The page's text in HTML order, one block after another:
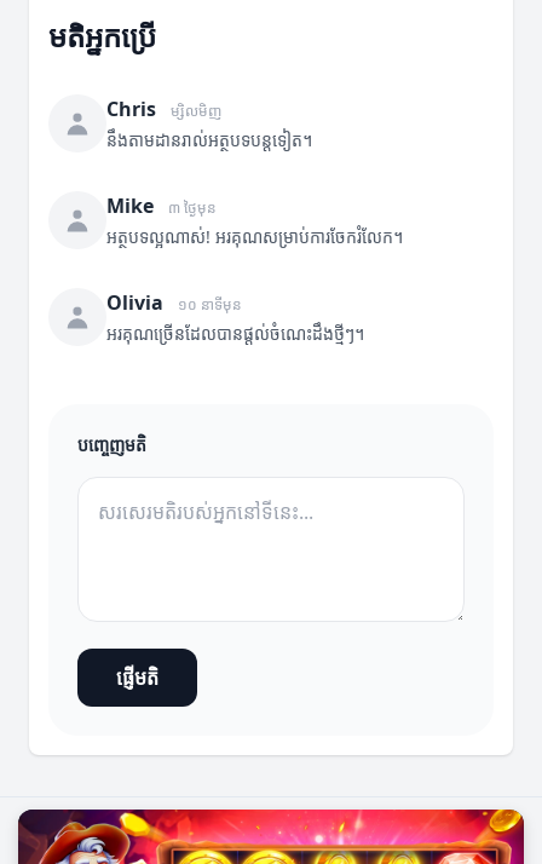
មតិអ្នកប្រើ
Chris ម្សិលមិញ
នឹងតាមដានរាល់អត្ថបទបន្តទៀត។
Mike ៣ ថ្ងៃមុន
អត្ថបទល្អណាស់! អរគុណសម្រាប់ការចែករំលែក។
Olivia ១០ នាទីមុន
អរគុណច្រើនដែលបានផ្តល់ចំណេះដឹងថ្មីៗ។
បញ្ចេញមតិ
ផ្ញើមតិ